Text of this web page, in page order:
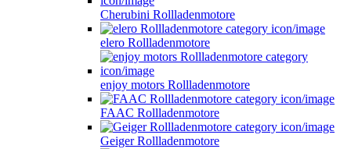
Cherubini Rollladenmotore
elero Rollladenmotore
enjoy motors Rollladenmotore
FAAC Rollladenmotore
Geiger Rollladenmotore